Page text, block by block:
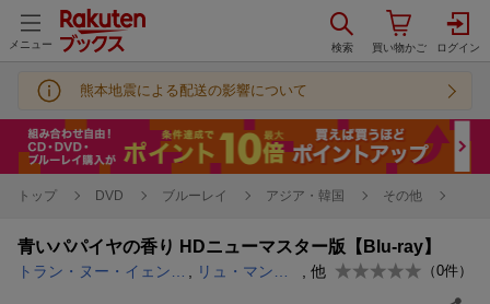
メニュー
熊本地震による配送の影響について
トップ DVD ブルーレイ アジア・韓国 その他
青いパパイヤの香り HDニューマスター版【Blu-ray】
, 他 （0件）